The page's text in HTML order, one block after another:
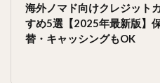
海外ノマド向けクレジット
すめ5選【2025年最新版】
替・キャッシングもOK